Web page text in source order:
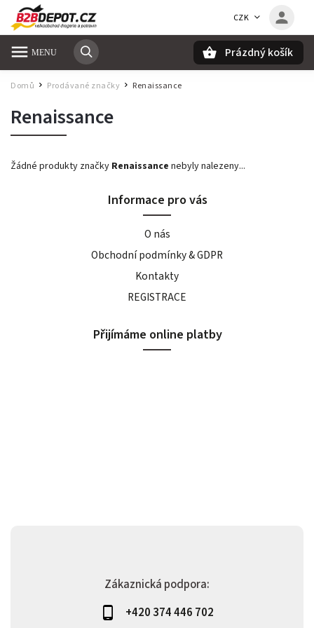
CZK
Prázdný košík
Domů / Prodávané značky / Renaissance
Renaissance
Žádné produkty značky Renaissance nebyly nalezeny...
Zákaznická podpora:
+420 374 446 702
Informace pro vás
O nás
Obchodní podmínky & GDPR
Kontakty
REGISTRACE
Přijímáme online platby